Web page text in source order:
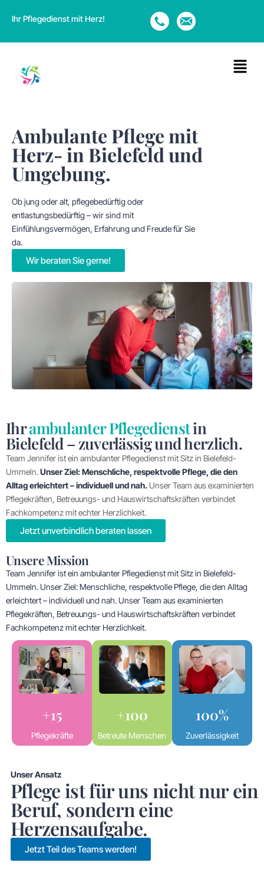
Ihr Pflegedienst mit Herz!
Ambulante Pflege mit
Herz- in Bielefeld und
Umgebung.
Ob jung oder alt, pflegebedürftig oder
entlastungsbedürftig – wir sind mit
Einfühlungsvermögen, Erfahrung und Freude für Sie
da.
Wir beraten Sie gerne!
Ihrambulanter Pflegedienstin
Bielefeld – zuverlässig und herzlich.
Team Jennifer ist ein ambulanter Pflegedienst mit Sitz in Bielefeld-
Ummeln.Unser Ziel: Menschliche, respektvolle Pflege, die den
Alltag erleichtert – individuell und nah. Unser Team aus examinierten
Pflegekräften, Betreuungs- und Hauswirtschaftskräften verbindet
Fachkompetenz mit echter Herzlichkeit.
Jetzt unverbindlich beraten lassen
Unsere Mission
Team Jennifer ist ein ambulanter Pflegedienst mit Sitz in Bielefeld-
Ummeln. Unser Ziel: Menschliche, respektvolle Pflege, die den Alltag
erleichtert – individuell und nah. Unser Team aus examinierten
Pflegekräften, Betreuungs- und Hauswirtschaftskräften verbindet
Fachkompetenz mit echter Herzlichkeit.
+15
Pflegekräfte
+100
Betreute Menschen
100%
Zuverlässigkeit
Unser Ansatz
Pflege ist für uns nicht nur ein
Beruf, sondern eine
Herzensaufgabe.
Jetzt Teil des Teams werden!